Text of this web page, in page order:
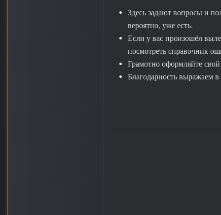
Здесь задают вопросы и
вероятно, уже есть.
Если у вас произошёл
посмотреть справочник
Грамотно оформляйте свой
Благодарность выражаем